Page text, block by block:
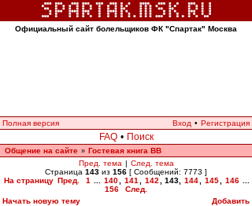
Официальный сайт болельщиков ФК "Спартак" Москва
Полная версия Вход • Регистрация
FAQ • Поиск
Общение на сайте » Гостевая книга ВВ
Пред. тема | След. тема
Страница 143 из 156 [ Сообщений: 7773 ]
На страницу Пред. 1 140 141 142 143, 144 145 146
156
След.
Начать новую тему
Добавить